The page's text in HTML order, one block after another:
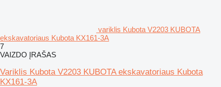
variklis Kubota V2203 KUBOTA
ekskavatoriaus Kubota KX161-3A
7
VAIZDO ĮRAŠAS
Variklis Kubota V2203 KUBOTA ekskavatoriaus Kubota
KX161-3A